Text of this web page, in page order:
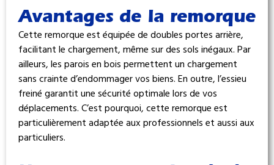
Avantages de la remorque
Cette remorque est équipée de doubles portes arrière,
facilitant le chargement, même sur des sols inégaux. Par
ailleurs, les parois en bois permettent un chargement
sans crainte d’endommager vos biens. En outre, l’essieu
freiné garantit une sécurité optimale lors de vos
déplacements. C’est pourquoi, cette remorque est
particulièrement adaptée aux professionnels et aussi aux
particuliers.